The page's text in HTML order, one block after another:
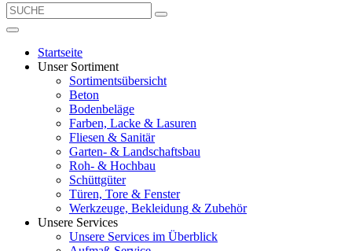
Startseite
Unser Sortiment
Sortimentsübersicht
Beton
Bodenbeläge
Farben, Lacke & Lasuren
Fliesen & Sanitär
Garten- & Landschaftsbau
Roh- & Hochbau
Schüttgüter
Türen, Tore & Fenster
Werkzeuge, Bekleidung & Zubehör
Unsere Services
Unsere Services im Überblick